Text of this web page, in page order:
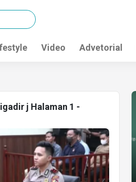
Video Advetorial
j Halaman 1 -